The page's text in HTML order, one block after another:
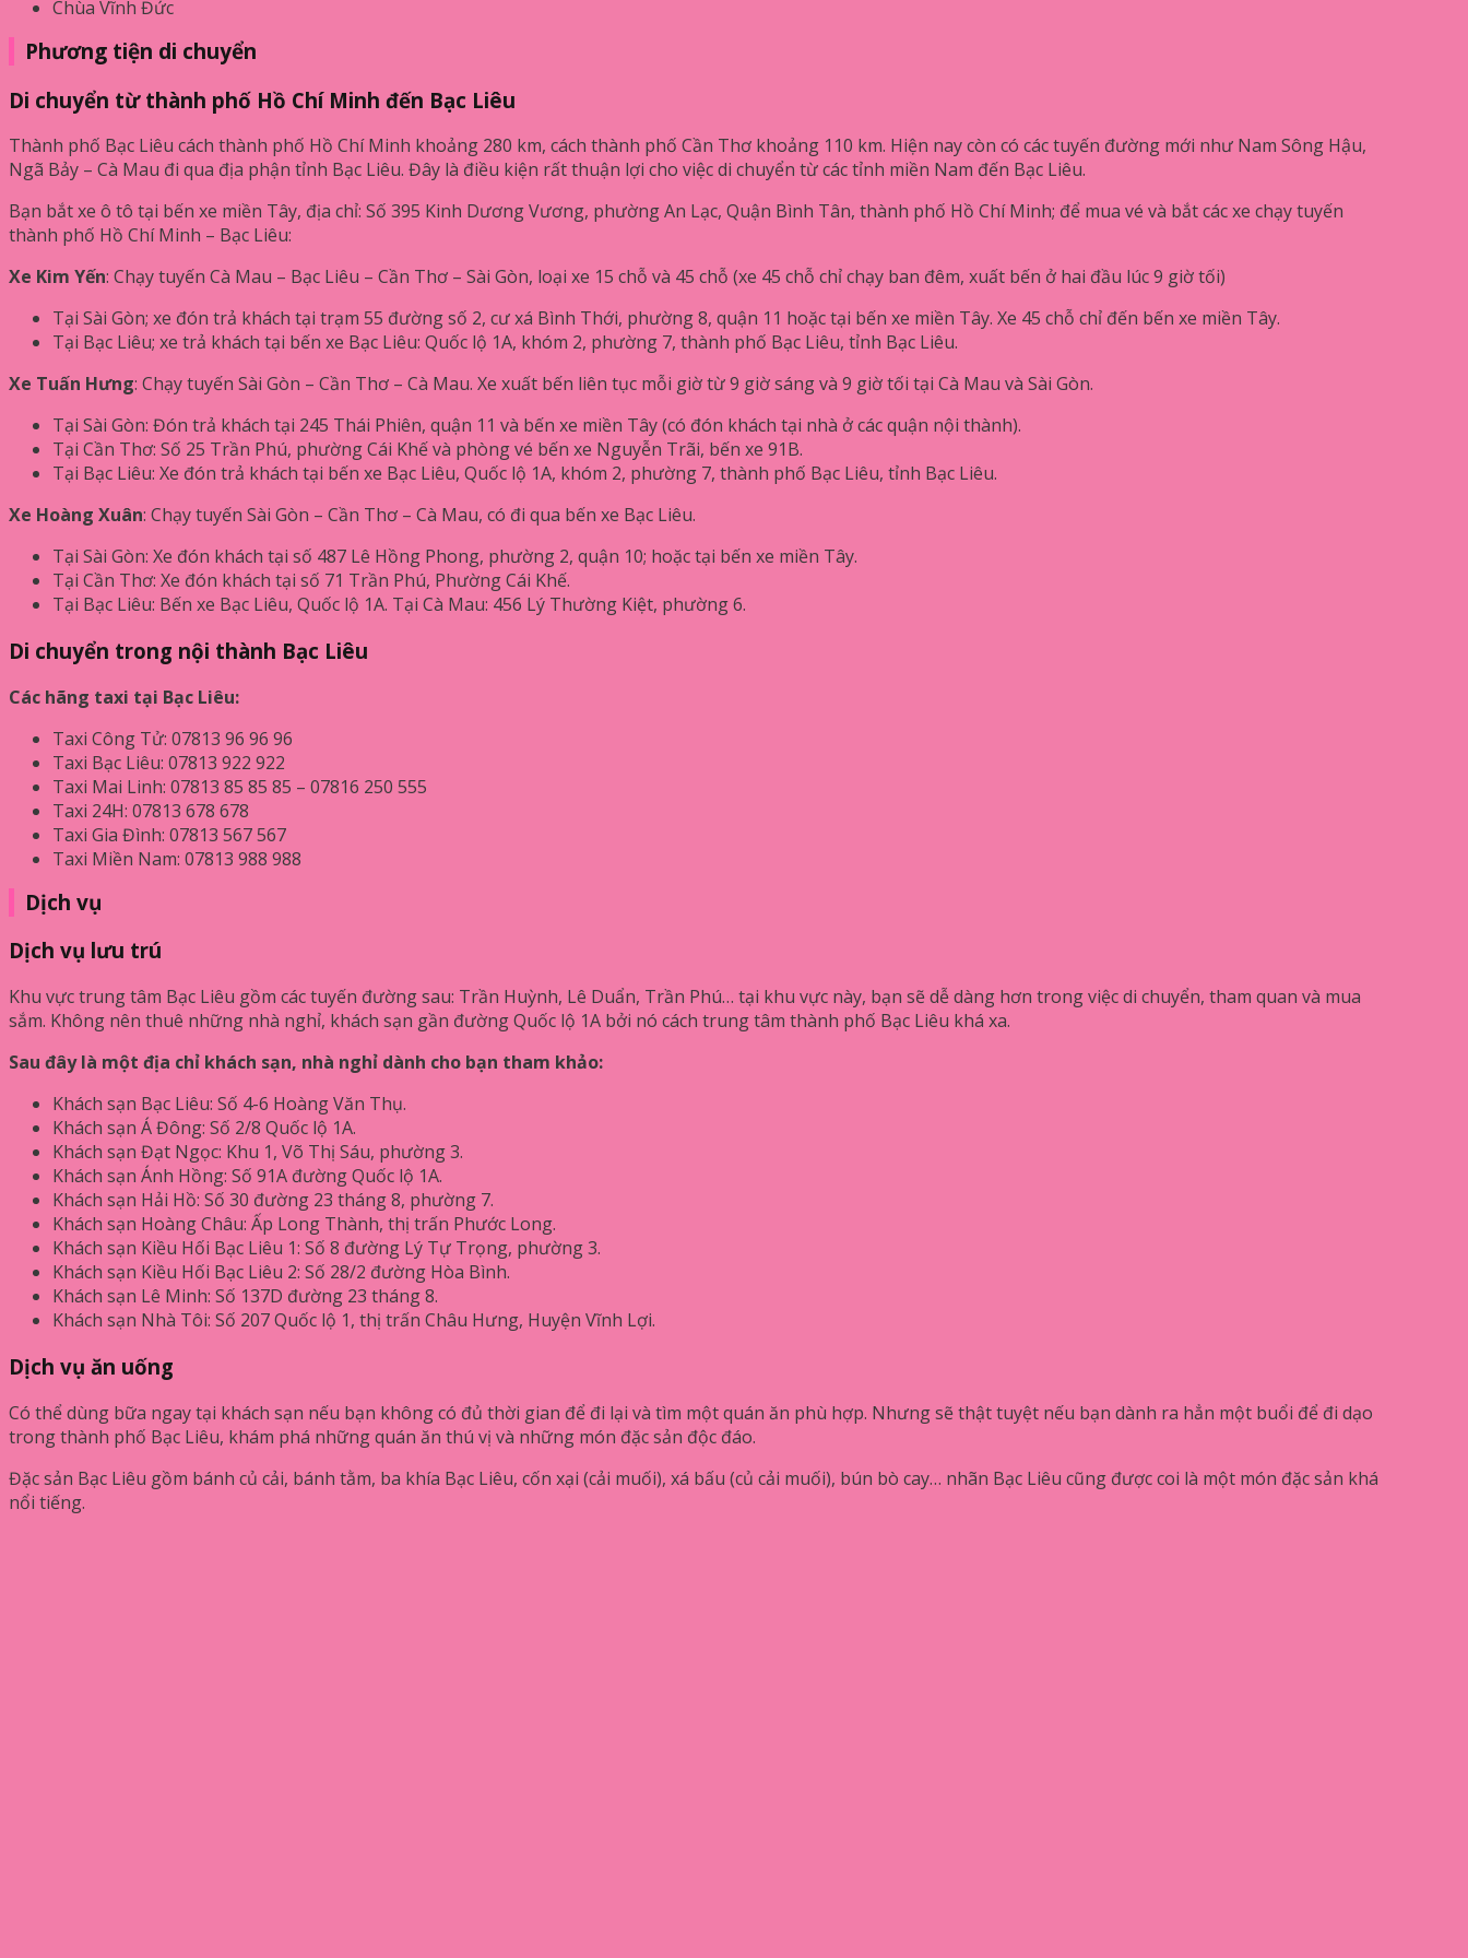
Chùa Vĩnh Đức
Phương tiện di chuyển
Di chuyển từ thành phố Hồ Chí Minh đến Bạc Liêu
Thành phố Bạc Liêu cách thành phố Hồ Chí Minh khoảng 280 km, cách thành phố Cần Thơ khoảng 110 km. Hiện nay còn có các tuyến đường mới như Nam Sông Hậu,
Ngã Bảy – Cà Mau đi qua địa phận tỉnh Bạc Liêu. Đây là điều kiện rất thuận lợi cho việc di chuyển từ các tỉnh miền Nam đến Bạc Liêu.
Bạn bắt xe ô tô tại bến xe miền Tây, địa chỉ: Số 395 Kinh Dương Vương, phường An Lạc, Quận Bình Tân, thành phố Hồ Chí Minh; để mua vé và bắt các xe chạy tuyến
thành phố Hồ Chí Minh – Bạc Liêu:
Xe Kim Yến: Chạy tuyến Cà Mau – Bạc Liêu – Cần Thơ – Sài Gòn, loại xe 15 chỗ và 45 chỗ (xe 45 chỗ chỉ chạy ban đêm, xuất bến ở hai đầu lúc 9 giờ tối)
Tại Sài Gòn; xe đón trả khách tại trạm 55 đường số 2, cư xá Bình Thới, phường 8, quận 11 hoặc tại bến xe miền Tây. Xe 45 chỗ chỉ đến bến xe miền Tây.
Tại Bạc Liêu; xe trả khách tại bến xe Bạc Liêu: Quốc lộ 1A, khóm 2, phường 7, thành phố Bạc Liêu, tỉnh Bạc Liêu.
Xe Tuấn Hưng: Chạy tuyến Sài Gòn – Cần Thơ – Cà Mau. Xe xuất bến liên tục mỗi giờ từ 9 giờ sáng và 9 giờ tối tại Cà Mau và Sài Gòn.
Tại Sài Gòn: Đón trả khách tại 245 Thái Phiên, quận 11 và bến xe miền Tây (có đón khách tại nhà ở các quận nội thành).
Tại Cần Thơ: Số 25 Trần Phú, phường Cái Khế và phòng vé bến xe Nguyễn Trãi, bến xe 91B.
Tại Bạc Liêu: Xe đón trả khách tại bến xe Bạc Liêu, Quốc lộ 1A, khóm 2, phường 7, thành phố Bạc Liêu, tỉnh Bạc Liêu.
Xe Hoàng Xuân: Chạy tuyến Sài Gòn – Cần Thơ – Cà Mau, có đi qua bến xe Bạc Liêu.
Tại Sài Gòn: Xe đón khách tại số 487 Lê Hồng Phong, phường 2, quận 10; hoặc tại bến xe miền Tây.
Tại Cần Thơ: Xe đón khách tại số 71 Trần Phú, Phường Cái Khế.
Tại Bạc Liêu: Bến xe Bạc Liêu, Quốc lộ 1A. Tại Cà Mau: 456 Lý Thường Kiệt, phường 6.
Di chuyển trong nội thành Bạc Liêu
Các hãng taxi tại Bạc Liêu:
Taxi Công Tử: 07813 96 96 96
Taxi Bạc Liêu: 07813 922 922
Taxi Mai Linh: 07813 85 85 85 – 07816 250 555
Taxi 24H: 07813 678 678
Taxi Gia Đình: 07813 567 567
Taxi Miền Nam: 07813 988 988
Dịch vụ
Dịch vụ lưu trú
Khu vực trung tâm Bạc Liêu gồm các tuyến đường sau: Trần Huỳnh, Lê Duẩn, Trần Phú… tại khu vực này, bạn sẽ dễ dàng hơn trong việc di chuyển, tham quan và mua
sắm. Không nên thuê những nhà nghỉ, khách sạn gần đường Quốc lộ 1A bởi nó cách trung tâm thành phố Bạc Liêu khá xa.
Sau đây là một địa chỉ khách sạn, nhà nghỉ dành cho bạn tham khảo:
Khách sạn Bạc Liêu: Số 4-6 Hoàng Văn Thụ.
Khách sạn Á Đông: Số 2/8 Quốc lộ 1A.
Khách sạn Đạt Ngọc: Khu 1, Võ Thị Sáu, phường 3.
Khách sạn Ánh Hồng: Số 91A đường Quốc lộ 1A.
Khách sạn Hải Hồ: Số 30 đường 23 tháng 8, phường 7.
Khách sạn Hoàng Châu: Ấp Long Thành, thị trấn Phước Long.
Khách sạn Kiều Hối Bạc Liêu 1: Số 8 đường Lý Tự Trọng, phường 3.
Khách sạn Kiều Hối Bạc Liêu 2: Số 28/2 đường Hòa Bình.
Khách sạn Lê Minh: Số 137D đường 23 tháng 8.
Khách sạn Nhà Tôi: Số 207 Quốc lộ 1, thị trấn Châu Hưng, Huyện Vĩnh Lợi.
Dịch vụ ăn uống
Có thể dùng bữa ngay tại khách sạn nếu bạn không có đủ thời gian để đi lại và tìm một quán ăn phù hợp. Nhưng sẽ thật tuyệt nếu bạn dành ra hẳn một buổi để đi dạo
trong thành phố Bạc Liêu, khám phá những quán ăn thú vị và những món đặc sản độc đáo.
Đặc sản Bạc Liêu gồm bánh củ cải, bánh tằm, ba khía Bạc Liêu, cốn xại (cải muối), xá bấu (củ cải muối), bún bò cay… nhãn Bạc Liêu cũng được coi là một món đặc sản khá
nổi tiếng.